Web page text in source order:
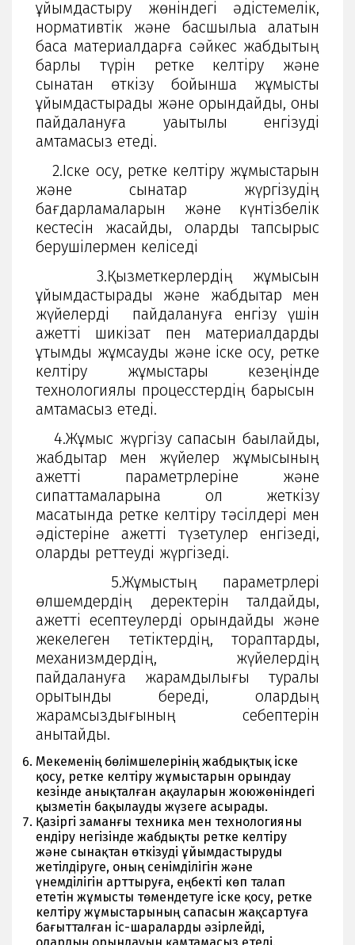
ұйымдастыру жөніндегі әдістемелік,
нормативтік және басшылыққа алатын
басқа материалдарға сәйкес жабдықтың
барлық түрін ретке келтіру және
сынақтан өткізу бойынша жұмысты
ұйымдастырады және орындайды, оны
пайдалануға уақытылы енгізуді
қамтамасыз етеді.
2.Іске қосу, ретке келтіру жұмыстарын
және сынақтар жүргізудің
бағдарламаларын және күнтізбелік
кестесін жасайды, оларды тапсырыс
берушілермен келіседі
3.Қызметкерлердің жұмысын
ұйымдастырады және жабдықтар мен
жүйелерді пайдалануға енгізу үшін
қажетті шикізат пен материалдарды
ұтымды жұмсауды және іске қосу, ретке
келтіру жұмыстары кезеңінде
технологиялық процесстердің барысын
қамтамасыз етеді.
4.Жұмыс жүргізу сапасын бақылайды,
жабдықтар мен жүйелер жұмысының
қажетті параметрлеріне және
сипаттамаларына қол жеткізу
мақсатында ретке келтіру тәсілдері мен
әдістеріне қажетті түзетулер енгізеді,
оларды реттеуді жүргізеді.
5.Жұмыстың параметрлері
өлшемдердің деректерін талдайды,
қажетті есептеулерді орындайды және
жекелеген тетіктердің, тораптарды,
механизмдердің, жүйелердің
пайдалануға жарамдылығы туралы
қорытынды береді, олардың
жарамсыздығының себептерін
анықтайды.
Мекеменің бөлімшелерінің жабдықтық іске
қосу, ретке келтіру жұмыстарын орындау
кезінде анықталған ақауларын жоюжөніндегі
қызметін бақылауды жүзеге асырады.
Қазіргі заманғы техника мен технологияны
ендіру негізінде жабдықты ретке келтіру
және сынақтан өткізуді ұйымдастыруды
жетілдіруге, оның сенімділігін және
үнемділігін арттыруға, еңбекті көп талап
ететін жұмысты төмендетуге іске қосу, ретке
келтіру жұмыстарының сапасын жақсартуға
бағытталған іс-шараларды әзірлейді,